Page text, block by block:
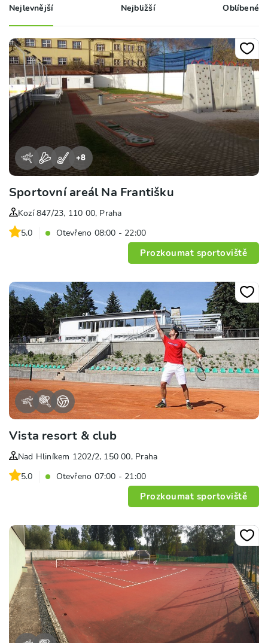
Nejlevnější Nejbližší Oblíbené
+8
Sportovní areál Na Františku
Kozí 847/23, 110 00, Praha
5.0
Otevřeno 08:00 - 22:00
Prozkoumat sportoviště
Vista resort & club
Nad Hliníkem 1202/2, 150 00, Praha
5.0
Otevřeno 07:00 - 21:00
Prozkoumat sportoviště